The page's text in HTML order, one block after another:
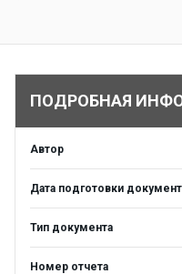
ПОДРОБНАЯ
Автор
Дата подготовки
Тип документа
Номер отчета